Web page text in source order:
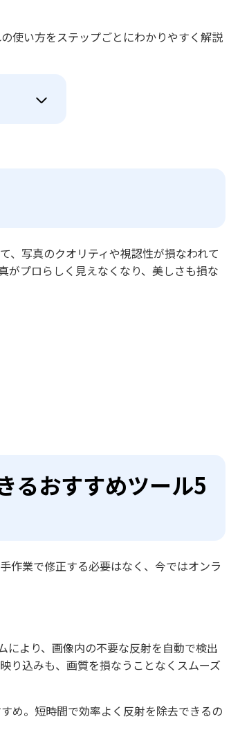
使い方をステップごとにわかりやすく解説
、写真のクオリティや視認性が損なわれて
がプロらしく見えなくなり、美しさも損な
るおすすめツール5
作業で修正する必要はなく、今ではオンラ
より、画像内の不要な反射を自動で検出
り込みも、画質を損なうことなくスムーズ
め。短時間で効率よく反射を除去できるの